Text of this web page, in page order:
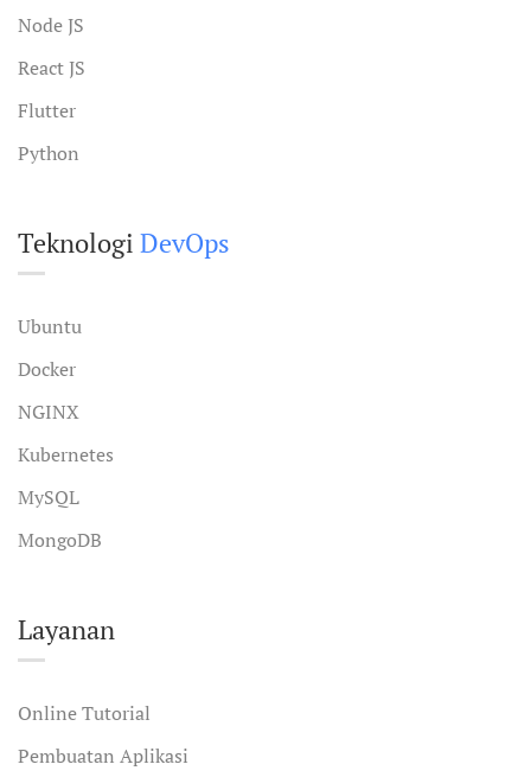
Node JS
React JS
Flutter
Python
Teknologi DevOps
Ubuntu
Docker
NGINX
Kubernetes
MySQL
MongoDB
Layanan
Online Tutorial
Pembuatan Aplikasi